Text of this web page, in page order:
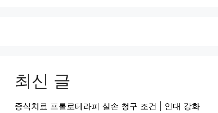
최신 글
증식치료 프롤로테라피 실손 청구 조건 | 인대 강화